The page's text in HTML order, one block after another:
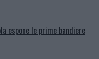
espone le prime bandiere